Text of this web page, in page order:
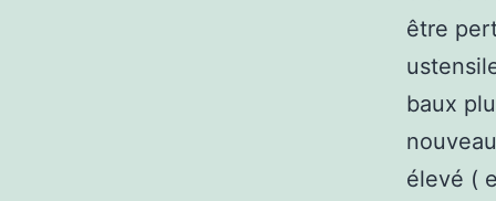
être
baux
élevé (